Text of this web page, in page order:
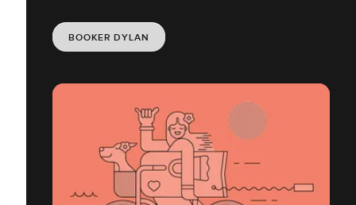
BOOKER DYLAN